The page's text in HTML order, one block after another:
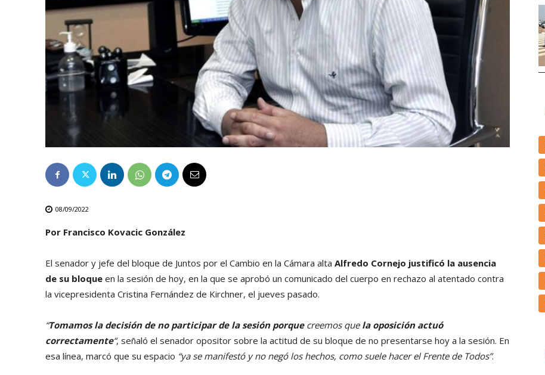
08/09/2022
Por Francisco Kovacic González
El senador y jefe del bloque de Juntos por el Cambio en la Cámara alta Alfredo Cornejo justificó la ausencia
de su bloque en la sesión de hoy, en la que se aprobó un comunicado del cuerpo en rechazo al atentado contra
la vicepresidenta Cristina Fernández de Kirchner, el jueves pasado.
“Tomamos la decisión de no participar de la sesión porquecreemos que la oposición actuó
correctamente“, señaló el senador opositor sobre la actitud de su bloque de no presentarse hoy a la sesión. En
esa línea, marcó que su espacio “ya se manifestó y no negó los hechos, como suele hacer el Frente de Todos”.